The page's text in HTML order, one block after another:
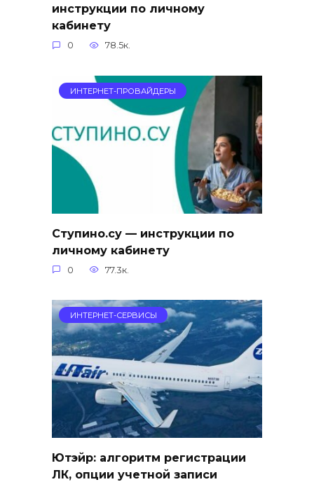
инструкции по личному
кабинету
0 78.5к.
ИНТЕРНЕТ-ПРОВАЙДЕРЫ
Ступино.су — инструкции по
личному кабинету
0 77.3к.
ИНТЕРНЕТ-СЕРВИСЫ
Ютэйр: алгоритм регистрации
ЛК, опции учетной записи